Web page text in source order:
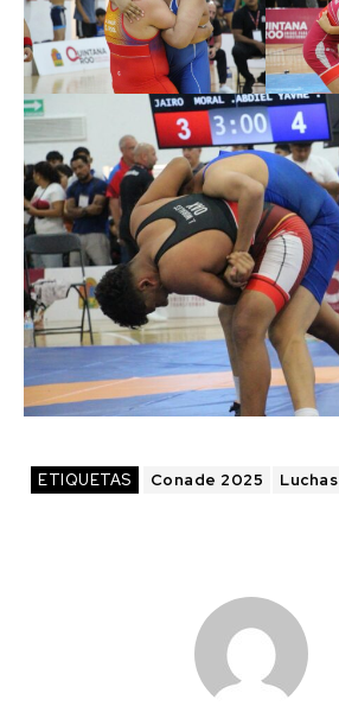
ETIQUETAS Conade 2025 Luchas